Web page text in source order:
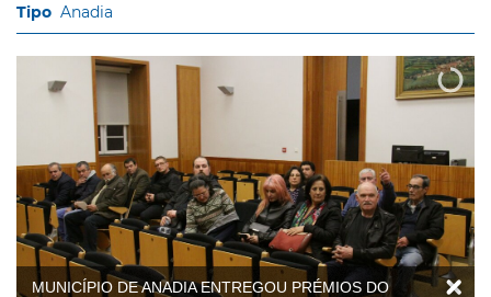
Anadia
MUNICÍPIO DE ANADIA ENTREGOU PRÉMIOS DO